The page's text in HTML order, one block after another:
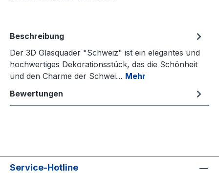
Beschreibung
Der 3D Glasquader "Schweiz" ist ein elegantes und
hochwertiges Dekorationsstück, das die Schönheit
und den Charme der Schwei… Mehr
Bewertungen
Service-Hotline